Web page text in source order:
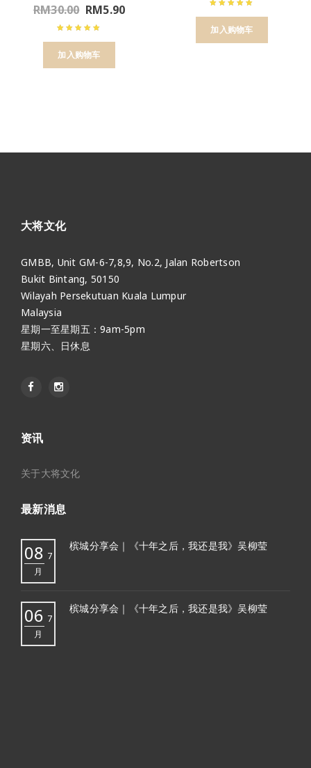
RM30.00 RM5.90
加入购物车
加入购物车
大将文化
GMBB, Unit GM-6-7,8,9, No.2, Jalan Robertson
Bukit Bintang, 50150
Wilayah Persekutuan Kuala Lumpur
Malaysia
星期一至星期五：9am-5pm
星期六、日休息
资讯
关于大将文化
最新消息
08 7
月
槟城分享会｜《十年之后，我还是我》吴柳莹
06 7
月
槟城分享会｜《十年之后，我还是我》吴柳莹